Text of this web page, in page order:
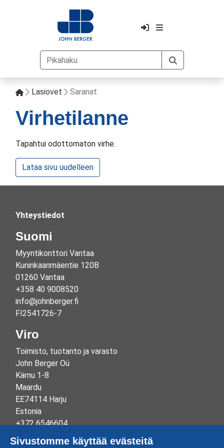
Lasiovet Saranat
Virhetilanne
Tapahtui odottomaton virhe.
Lataa sivu uudelleen
Yhteystiedot
Suomi
Myyntikonttori Vantaa
Kuninkaanmäentie 120B
01260 Vantaa
+358 40 9008520
info@johnberger.fi
FI2541726-7
Viro
Toimisto, tuotanto ja varasto
John Berger Oü
Kärnu 1-8
Maardu
EE74114 Harju
Estonia
+372 6546604
info@johnberger.ee
Sivustomme käyttää evästeitä